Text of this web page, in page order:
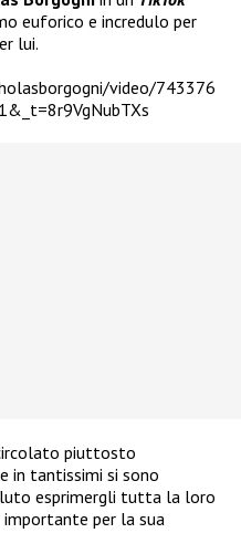
euforico e incredulo per
lui.
video/743376
piuttosto
in tantissimi si sono
esprimergli tutta la loro
per la sua